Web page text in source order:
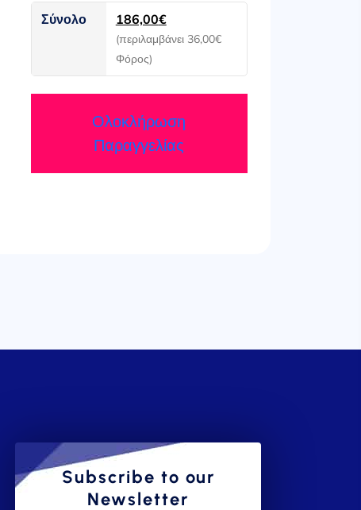
Σύνολο 186,00€
(περιλαμβάνει 36,00€
Φόρος)
Ολοκλήρωση
Παραγγελίας
Subscribe to our
Newsletter